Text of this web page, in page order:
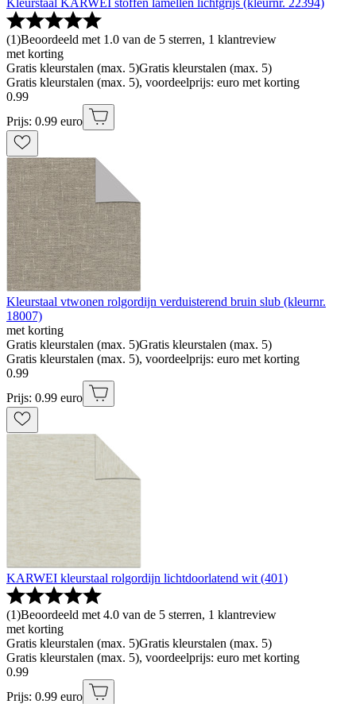
Kleurstaal KARWEI stoffen lamellen lichtgrijs (kleurnr. 22394)
(1)Beoordeeld met 1.0 van de 5 sterren, 1 klantreview
met korting
Gratis kleurstalen (max. 5)Gratis kleurstalen (max. 5)
Gratis kleurstalen (max. 5), voordeelprijs: euro met korting
0.99
Prijs: 0.99 euro
Kleurstaal vtwonen rolgordijn verduisterend bruin slub (kleurnr.
18007)
met korting
Gratis kleurstalen (max. 5)Gratis kleurstalen (max. 5)
Gratis kleurstalen (max. 5), voordeelprijs: euro met korting
0.99
Prijs: 0.99 euro
KARWEI kleurstaal rolgordijn lichtdoorlatend wit (401)
(1)Beoordeeld met 4.0 van de 5 sterren, 1 klantreview
met korting
Gratis kleurstalen (max. 5)Gratis kleurstalen (max. 5)
Gratis kleurstalen (max. 5), voordeelprijs: euro met korting
0.99
Prijs: 0.99 euro